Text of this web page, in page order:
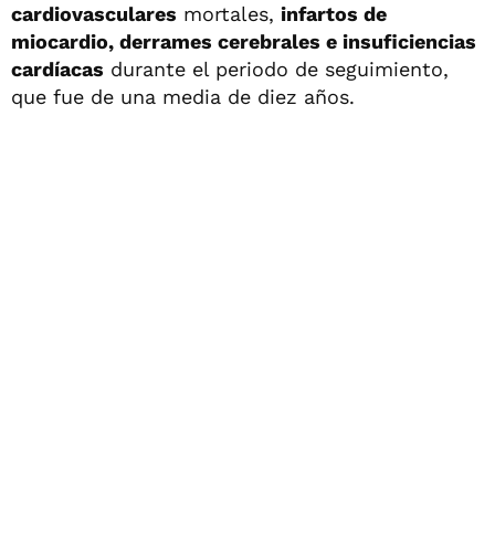
cardiovasculares mortales, infartos de
miocardio, derrames cerebrales e insuficiencias
cardíacas durante el periodo de seguimiento,
que fue de una media de diez años.